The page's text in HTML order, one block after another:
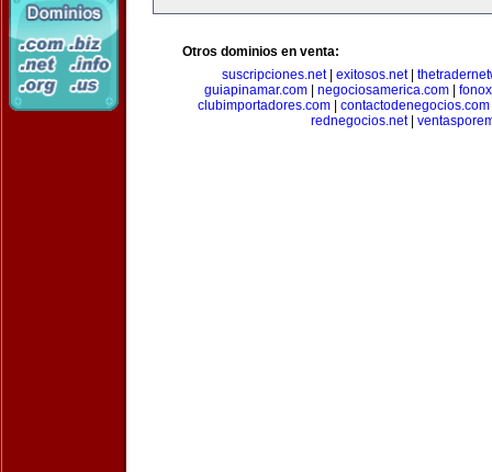
Otros dominios en venta:
suscripciones.net| exitosos.net|
guiapinamar.com
negociosamerica.com
clubimportadores.com
contactodenegocios.com
rednegocios.net|